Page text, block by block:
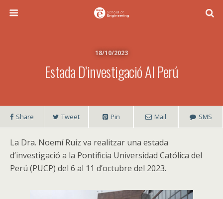
18/10/2023
Estada D’investigació Al Perú
Share Tweet Pin Mail SMS
La Dra. Noemí Ruiz va realitzar una estada
d’investigació a la Pontificia Universidad Católica del
Perú (PUCP) del 6 al 11 d’octubre del 2023.